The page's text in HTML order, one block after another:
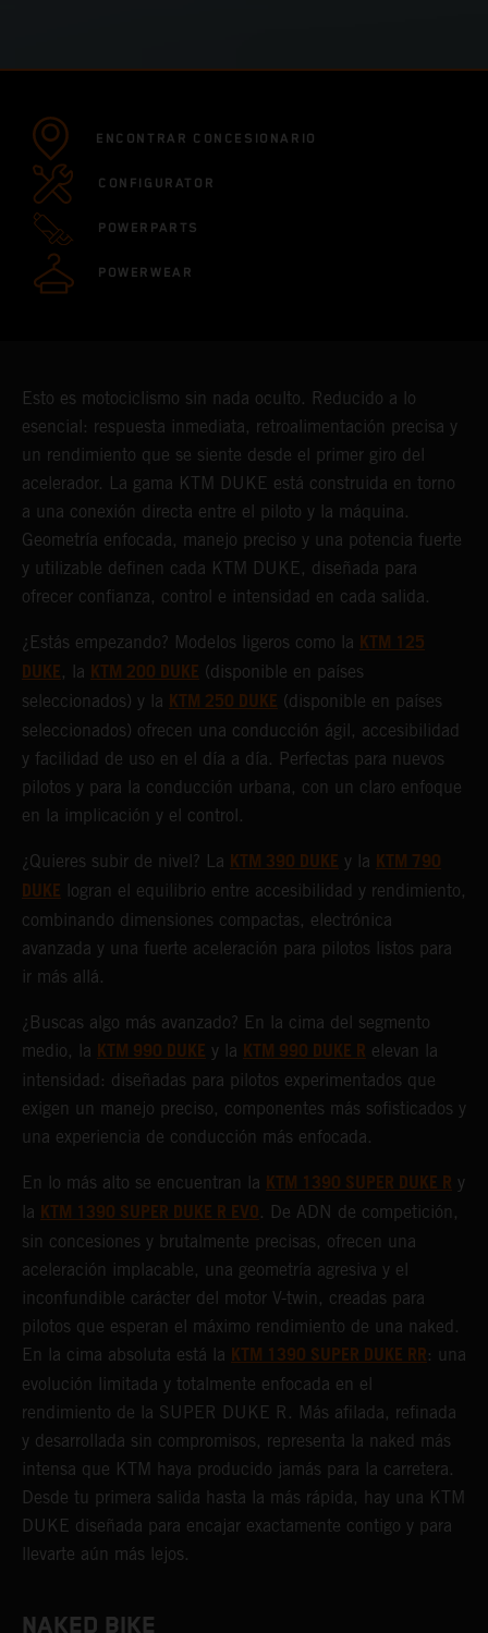
ENCONTRAR CONCESIONARIO
CONFIGURATOR
POWERPARTS
POWERWEAR
Esto es motociclismo sin nada oculto. Reducido a lo
esencial: respuesta inmediata, retroalimentación precisa y
un rendimiento que se siente desde el primer giro del
acelerador. La gama KTM DUKE está construida en torno
a una conexión directa entre el piloto y la máquina.
Geometría enfocada, manejo preciso y una potencia fuerte
y utilizable definen cada KTM DUKE, diseñada para
ofrecer confianza, control e intensidad en cada salida.
¿Estás empezando? Modelos ligeros como la KTM 125
DUKE, la KTM 200 DUKE (disponible en países
seleccionados) y la KTM 250 DUKE (disponible en países
seleccionados) ofrecen una conducción ágil, accesibilidad
y facilidad de uso en el día a día. Perfectas para nuevos
pilotos y para la conducción urbana, con un claro enfoque
en la implicación y el control.
¿Quieres subir de nivel? La KTM 390 DUKE y la KTM 790
DUKE logran el equilibrio entre accesibilidad y rendimiento,
combinando dimensiones compactas, electrónica
avanzada y una fuerte aceleración para pilotos listos para
ir más allá.
¿Buscas algo más avanzado? En la cima del segmento
medio, la KTM 990 DUKE y la KTM 990 DUKE R elevan la
intensidad: diseñadas para pilotos experimentados que
exigen un manejo preciso, componentes más sofisticados y
una experiencia de conducción más enfocada.
En lo más alto se encuentran la KTM 1390 SUPER DUKE R y
la KTM 1390 SUPER DUKE R EVO. De ADN de competición,
sin concesiones y brutalmente precisas, ofrecen una
aceleración implacable, una geometría agresiva y el
inconfundible carácter del motor V-twin, creadas para
pilotos que esperan el máximo rendimiento de una naked.
En la cima absoluta está la KTM 1390 SUPER DUKE RR: una
evolución limitada y totalmente enfocada en el
rendimiento de la SUPER DUKE R. Más afilada, refinada
y desarrollada sin compromisos, representa la naked más
intensa que KTM haya producido jamás para la carretera.
Desde tu primera salida hasta la más rápida, hay una KTM
DUKE diseñada para encajar exactamente contigo y para
llevarte aún más lejos.
NAKED BIKE